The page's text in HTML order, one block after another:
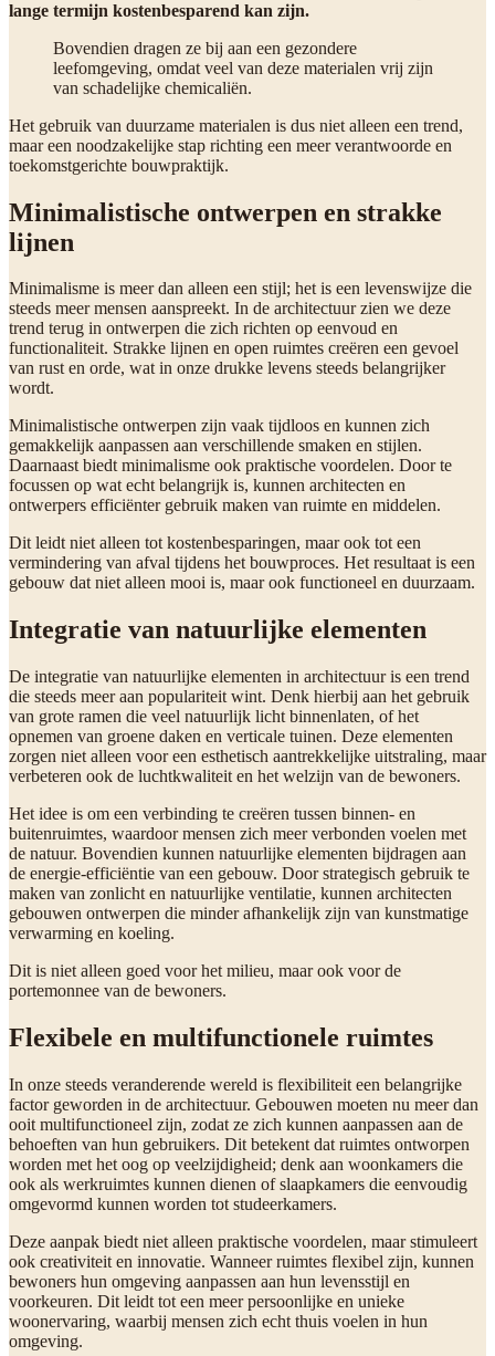
lange termijn kostenbesparend kan zijn.
Bovendien dragen ze bij aan een gezondere
leefomgeving, omdat veel van deze materialen vrij zijn
van schadelijke chemicaliën.
Het gebruik van duurzame materialen is dus niet alleen een trend,
maar een noodzakelijke stap richting een meer verantwoorde en
toekomstgerichte bouwpraktijk.
Minimalistische ontwerpen en strakke
lijnen
Minimalisme is meer dan alleen een stijl; het is een levenswijze die
steeds meer mensen aanspreekt. In de architectuur zien we deze
trend terug in ontwerpen die zich richten op eenvoud en
functionaliteit. Strakke lijnen en open ruimtes creëren een gevoel
van rust en orde, wat in onze drukke levens steeds belangrijker
wordt.
Minimalistische ontwerpen zijn vaak tijdloos en kunnen zich
gemakkelijk aanpassen aan verschillende smaken en stijlen.
Daarnaast biedt minimalisme ook praktische voordelen. Door te
focussen op wat echt belangrijk is, kunnen architecten en
ontwerpers efficiënter gebruik maken van ruimte en middelen.
Dit leidt niet alleen tot kostenbesparingen, maar ook tot een
vermindering van afval tijdens het bouwproces. Het resultaat is een
gebouw dat niet alleen mooi is, maar ook functioneel en duurzaam.
Integratie van natuurlijke elementen
De integratie van natuurlijke elementen in architectuur is een trend
die steeds meer aan populariteit wint. Denk hierbij aan het gebruik
van grote ramen die veel natuurlijk licht binnenlaten, of het
opnemen van groene daken en verticale tuinen. Deze elementen
zorgen niet alleen voor een esthetisch aantrekkelijke uitstraling, maar
verbeteren ook de luchtkwaliteit en het welzijn van de bewoners.
Het idee is om een verbinding te creëren tussen binnen- en
buitenruimtes, waardoor mensen zich meer verbonden voelen met
de natuur. Bovendien kunnen natuurlijke elementen bijdragen aan
de energie-efficiëntie van een gebouw. Door strategisch gebruik te
maken van zonlicht en natuurlijke ventilatie, kunnen architecten
gebouwen ontwerpen die minder afhankelijk zijn van kunstmatige
verwarming en koeling.
Dit is niet alleen goed voor het milieu, maar ook voor de
portemonnee van de bewoners.
Flexibele en multifunctionele ruimtes
In onze steeds veranderende wereld is flexibiliteit een belangrijke
factor geworden in de architectuur. Gebouwen moeten nu meer dan
ooit multifunctioneel zijn, zodat ze zich kunnen aanpassen aan de
behoeften van hun gebruikers. Dit betekent dat ruimtes ontworpen
worden met het oog op veelzijdigheid; denk aan woonkamers die
ook als werkruimtes kunnen dienen of slaapkamers die eenvoudig
omgevormd kunnen worden tot studeerkamers.
Deze aanpak biedt niet alleen praktische voordelen, maar stimuleert
ook creativiteit en innovatie. Wanneer ruimtes flexibel zijn, kunnen
bewoners hun omgeving aanpassen aan hun levensstijl en
voorkeuren. Dit leidt tot een meer persoonlijke en unieke
woonervaring, waarbij mensen zich echt thuis voelen in hun
omgeving.